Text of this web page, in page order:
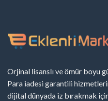
Orjinal lisanslı ve ömür boyu
Para iadesi garantili
dijital dünyada iz bırakmak